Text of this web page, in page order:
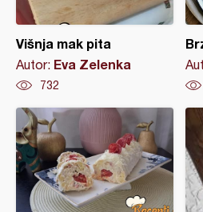
Višnja mak pita
Autor: Eva Zelenka
732